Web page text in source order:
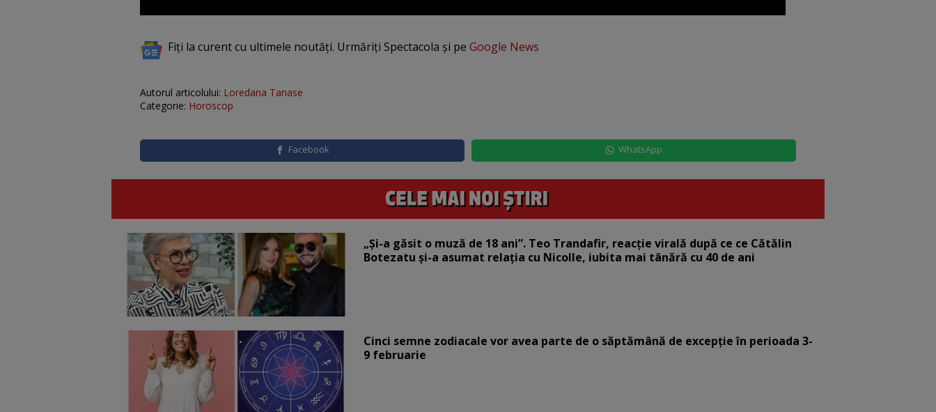
Fiți la curent cu ultimele noutăți. Urmăriți Spectacola și pe Google News
Autorul articolului: Loredana Tanase
Categorie: Horoscop
Facebook WhatsApp
„Și-a găsit o muză de 18 ani”. Teo Trandafir, reacție virală după ce ce Cătălin
Botezatu și-a asumat relația cu Nicolle, iubita mai tânără cu 40 de ani
Cinci semne zodiacale vor avea parte de o săptămână de excepție în perioada 3-
9 februarie